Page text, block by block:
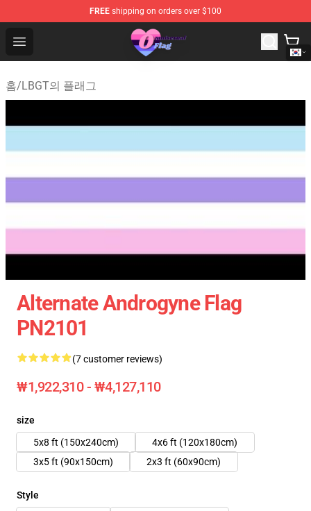
FREE shipping on orders over $100
Open menu
Omnisexual Flag Store - The Best Store of Omnisexual
홈/LBGT의 플래그
Alternate Androgyne Flag
PN2101
(7 customer reviews)
₩1,922,310 - ₩4,127,110
size
5x8 ft (150x240cm)
4x6 ft (120x180cm)
3x5 ft (90x150cm)
2x3 ft (60x90cm)
Style